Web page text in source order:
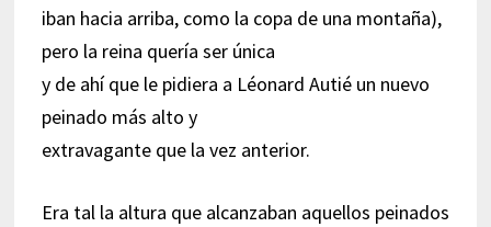
iban hacia arriba, como la copa de una montaña),
pero la reina quería ser única
y de ahí que le pidiera a Léonard Autié un nuevo
peinado más alto y
extravagante que la vez anterior.
Era tal la altura que alcanzaban aquellos peinados